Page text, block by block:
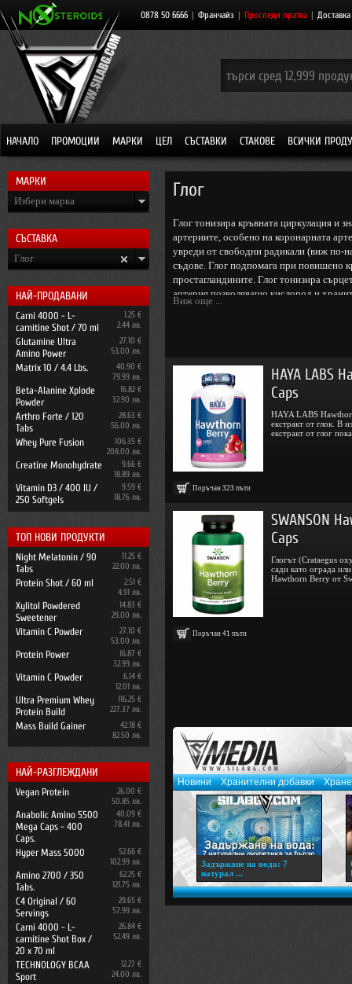
0878 50 6666 | Франчайз | Проследи пратка | Доставка
НАЧАЛО ПРОМОЦИИ МАРКИ ЦЕЛ СЪСТАВКИ СТАКОВЕ ВСИЧКИ
МАРКИ
Избери марка
СЪСТАВКА
Глог
НАЙ-ПРОДАВАНИ
Carni 4000 - L-
carnitine Shot / 70 ml
1.25 €
2.44 лв.
Glutamine Ultra
Amino Power
27.10 €
53.00 лв.
Matrix 10 / 4.4 Lbs.
40.90 €
79.99 лв.
Beta-Alanine Xplode
Powder
16.82 €
32.90 лв.
Arthro Forte / 120
Tabs
28.63 €
56.00 лв.
Whey Pure Fusion
106.35 €
208.00 лв.
Creatine Monohydrate
9.66 €
18.89 лв.
Vitamin D3 / 400 IU /
250 Softgels
9.59 €
18.76 лв.
ТОП НОВИ ПРОДУКТИ
Night Melatonin / 90
Tabs
11.25 €
22.00 лв.
Protein Shot / 60 ml
2.51 €
4.91 лв.
Xylitol Powdered
Sweetener
14.83 €
29.00 лв.
Vitamin C Powder
27.10 €
53.00 лв.
Protein Power
16.87 €
32.99 лв.
Vitamin C Powder
6.14 €
12.01 лв.
Ultra Premium Whey
Protein Build
116.25 €
227.37 лв.
Mass Build Gainer
42.18 €
82.50 лв.
НАЙ-РАЗГЛЕЖДАНИ
Vegan Protein
26.00 €
50.85 лв.
Anabolic Amino 5500
Mega Caps - 400
Caps.
40.09 €
78.41 лв.
Hyper Mass 5000
52.66 €
102.99 лв.
Amino 2700 / 350
Tabs.
62.25 €
121.75 лв.
C4 Original / 60
Servings
29.65 €
57.99 лв.
Carni 4000 - L-
carnitine Shot Box /
20 x 70 ml
26.84 €
52.49 лв.
TECHNOLOGY BCAA
Sport
12.27 €
24.00 лв.
Глог
Глог тонизира кръвната циркулация и
артериите, особено на коронарната
увреди от свободни радикали (виж по-
съдове. Глог подпомага при повишено
простагландините. Глог тонизира
артерия позволяващо кислород и
намалява налягането, което сърцето
Виж още ...
Поръчан 323 пъти
HAYA LABS
Caps
HAYA LABS
екстракт от глок. В
екстракт от глог
Поръчан 41 пъти
SWANSON
Caps
Глогът (Crataegus
сади като ограда
Hawthorn Berry от
Новини Хранителни добавки
Задържане на вода: 7
натурал ...